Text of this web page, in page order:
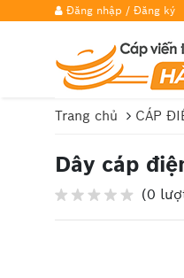
Đăng nhập / Đăng ký
Trang chủ CÁP
Dây cáp
(0